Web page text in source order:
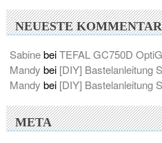
NEUESTE
SabinebeiTEFAL GC750D
Mandy bei [DIY] Bastelanleitung
Mandy bei [DIY] Bastelanleitung
META